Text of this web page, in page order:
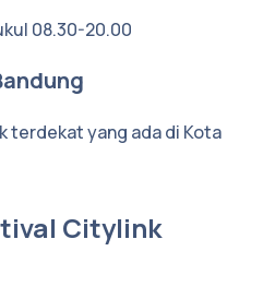
08.30-20.00
terdekat yang ada di Kota
Citylink